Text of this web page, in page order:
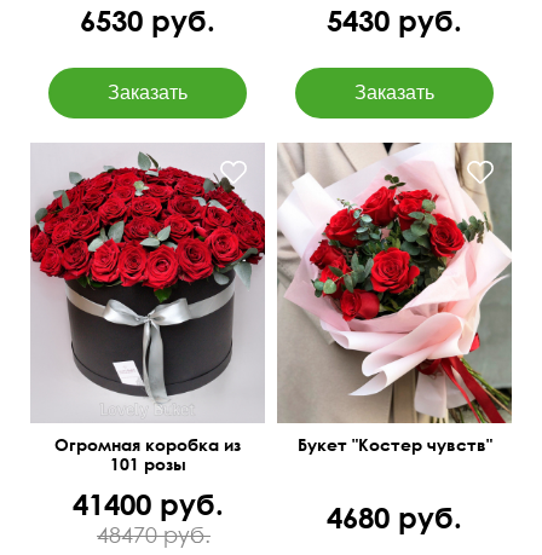
6530 руб. 5430 руб.
Доставим бесплатно!
50 см
70 см
Огромная коробка из
101 розы
41400 руб.
48470 руб.
Розы и эвкалипт baby blue
Букет "Костер чувств"
4680 руб.